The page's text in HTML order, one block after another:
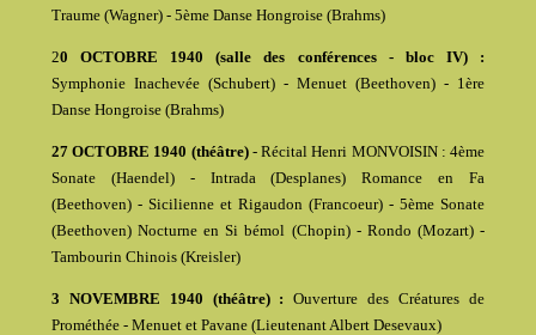
Traume (Wagner) - 5ème Danse Hongroise (Brahms)
20 OCTOBRE 1940 (salle des conférences - bloc IV) :
Symphonie Inachevée (Schubert) - Menuet (Beethoven) - 1ère
Danse Hongroise (Brahms)
27 OCTOBRE 1940 (théâtre) - Récital Henri MONVOISIN : 4ème
Sonate (Haendel) - Intrada (Desplanes) Romance en Fa
(Beethoven) - Sicilienne et Rigaudon (Francoeur) - 5ème Sonate
(Beethoven) Nocturne en Si bémol (Chopin) - Rondo (Mozart) -
Tambourin Chinois (Kreisler)
3 NOVEMBRE 1940 (théâtre) :Ouverture des Créatures de
Prométhée - Menuet et Pavane (Lieutenant Albert Desevaux)